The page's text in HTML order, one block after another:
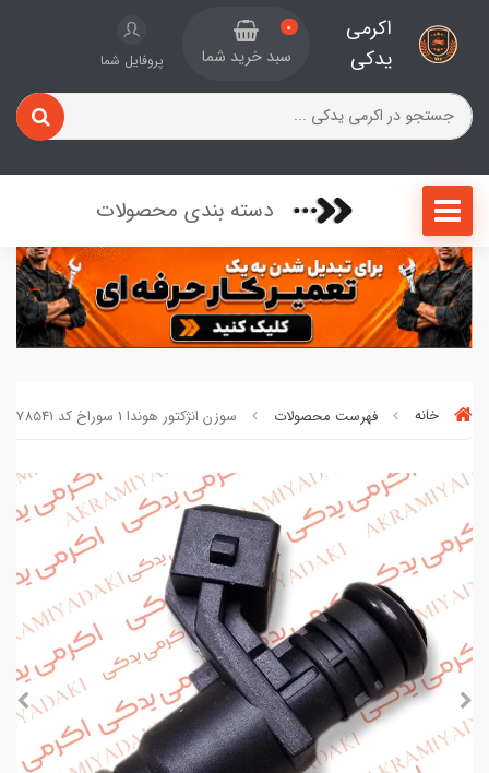
اکرمی
یدکی
0
سبد خرید شما پروفایل شما
دسته بندی محصولات
خانه فهرست محصولات سوزن انژکتور هوندا 1 سوراخ کد 32078541